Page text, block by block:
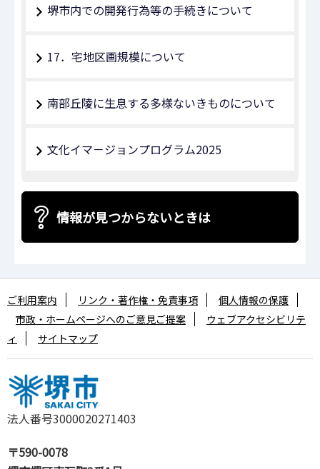
堺市内での開発行為等の手続きについて
17．宅地区画規模について
南部丘陵に生息する多様ないきものについて
文化イマ－ジョンプログラム2025
情報が見つからないときは
法人番号3000020271403
〒590-0078
ご利用案内 リンク・著作権・免責事項
個人情報の保護
市政・ホームページへのご意見ご提案
ウェブアクセシビリテ
ィ
サイトマップ